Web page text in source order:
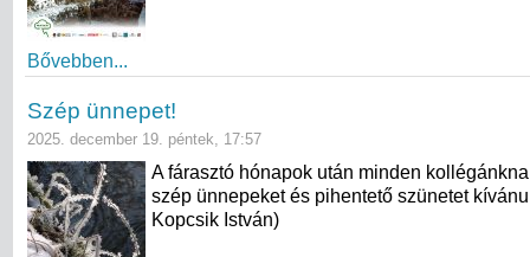
Bővebben...
Szép ünnepet!
2025. december 19. péntek, 17:57
A fárasztó hónapok után minden
szép ünnepeket és pihentető szünetet
Kopcsik István)